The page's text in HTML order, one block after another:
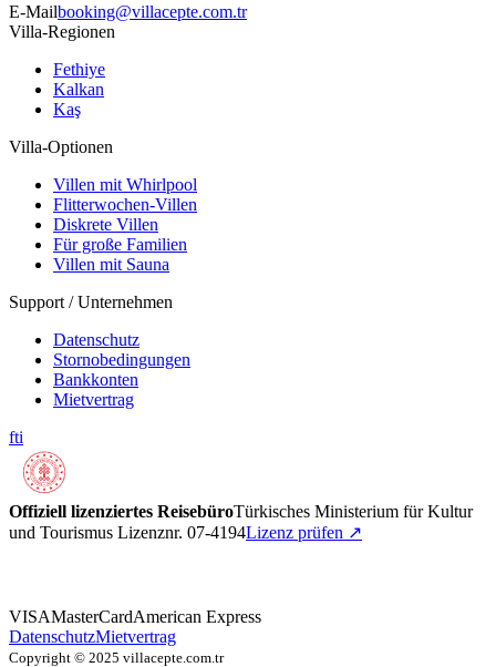
E-Mailbooking@villacepte.com.tr
Villa-Regionen
Fethiye
Kalkan
Kaş
Villa-Optionen
Villen mit Whirlpool
Flitterwochen-Villen
Diskrete Villen
Für große Familien
Villen mit Sauna
Support / Unternehmen
Datenschutz
Stornobedingungen
Bankkonten
Mietvertrag
fti
Offiziell lizenziertes ReisebüroTürkisches Ministerium für Kultur
und Tourismus Lizenznr. 07-4194Lizenz prüfen ↗
VISAMasterCardAmerican Express
DatenschutzMietvertrag
Copyright © 2025 villacepte.com.tr